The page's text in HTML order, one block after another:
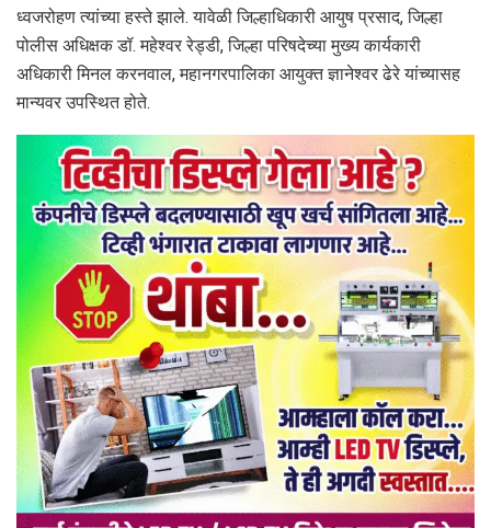
ध्वजरोहण त्यांच्या हस्ते झाले. यावेळी जिल्हाधिकारी आयुष प्रसाद, जिल्हा
पोलीस अधिक्षक डॉ. महेश्वर रेड्डी, जिल्हा परिषदेच्या मुख्य कार्यकारी
अधिकारी मिनल करनवाल, महानगरपालिका आयुक्त ज्ञानेश्वर ढेरे यांच्यासह
मान्यवर उपस्थित होते.